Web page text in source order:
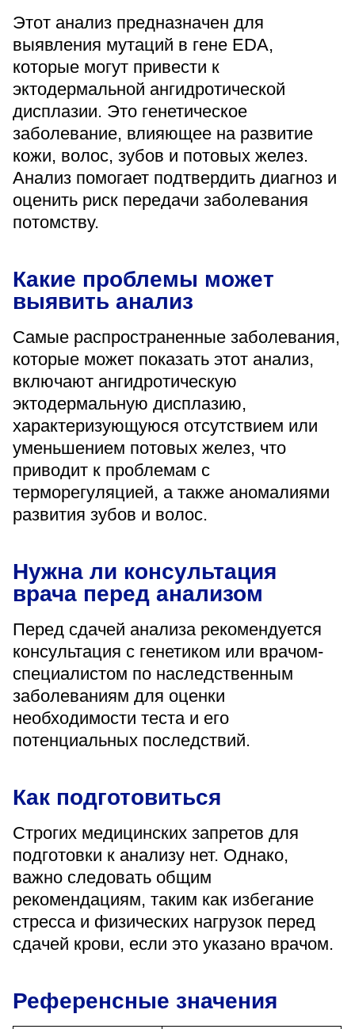
399000, г. Липецк, Плехановское лесничество,
Ленинский лесхоз, квартал 67
Понедельник — четверг
08:00–16:45
перерыв 12:00–12:30
Пятница
08:00–15:45
перерыв 12:00–12:30
Администратор
+7 (4742) 72-73-31
Версия для слабовидящих
Этот анализ предназначен для
выявления мутаций в гене EDA,
которые могут привести к
эктодермальной ангидротической
дисплазии. Это генетическое
заболевание, влияющее на развитие
кожи, волос, зубов и потовых желез.
Анализ помогает подтвердить диагноз и
оценить риск передачи заболевания
потомству.
Какие проблемы может
выявить анализ
Самые распространенные заболевания,
которые может показать этот анализ,
включают ангидротическую
эктодермальную дисплазию,
характеризующуюся отсутствием или
уменьшением потовых желез, что
приводит к проблемам с
терморегуляцией, а также аномалиями
развития зубов и волос.
Нужна ли консультация
врача перед анализом
Перед сдачей анализа рекомендуется
консультация с генетиком или врачом-
специалистом по наследственным
заболеваниям для оценки
необходимости теста и его
потенциальных последствий.
Как подготовиться
Строгих медицинских запретов для
подготовки к анализу нет. Однако,
важно следовать общим
рекомендациям, таким как избегание
стресса и физических нагрузок перед
сдачей крови, если это указано врачом.
Референсные значения